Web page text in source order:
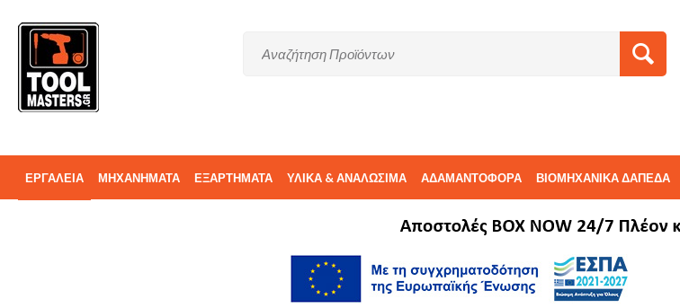
ΕΡΓΑΛΕΙΑ ΜΗΧΑΝΗΜΑΤΑ ΕΞΑΡΤΗΜΑΤΑ ΥΛΙΚΑ & ΑΝΑΛΩΣΙΜΑ ΑΔΑΜΑΝΤΟΦΟΡΑ ΒΙΟΜΗΧΑΝΙΚΑ ΔΑΠΕΔΑ